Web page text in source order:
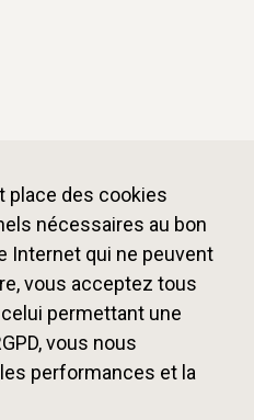
place des cookies
nécessaires au bon
Internet qui ne peuvent
vous acceptez tous
permettant une
vous nous
performances et la